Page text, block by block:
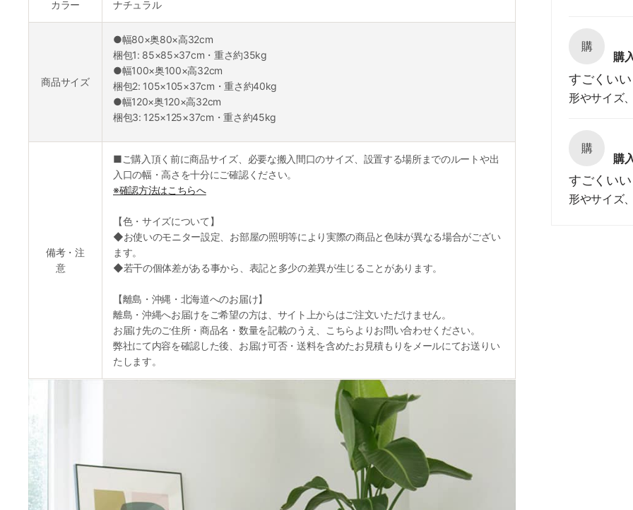
購
購
すごくい
形やサイズ
購
購
すごくい
形やサイズ
カラー ナチュラル
商品サイズ
●幅80×奥80×高32cm
梱包1: 85×85×37cm・重さ約35kg
●幅100×奥100×高32cm
梱包2: 105×105×37cm・重さ約40kg
●幅120×奥120×高32cm
梱包3: 125×125×37cm・重さ約45kg
備考・注
意
■ご購入頂く前に商品サイズ、必要な搬入間口のサイズ、設置する場所までのルートや出
入口の幅・高さを十分にご確認ください。
※確認方法はこちらへ
【色・サイズについて】
◆お使いのモニター設定、お部屋の照明等により実際の商品と色味が異なる場合がござい
ます。
◆若干の個体差がある事から、表記と多少の差異が生じることがあります。
【離島・沖縄・北海道へのお届け】
離島・沖縄へお届けをご希望の方は、サイト上からはご注文いただけません。
お届け先のご住所・商品名・数量を記載のうえ、こちらよりお問い合わせください。
弊社にて内容を確認した後、お届け可否・送料を含めたお見積もりをメールにてお送りい
たします。